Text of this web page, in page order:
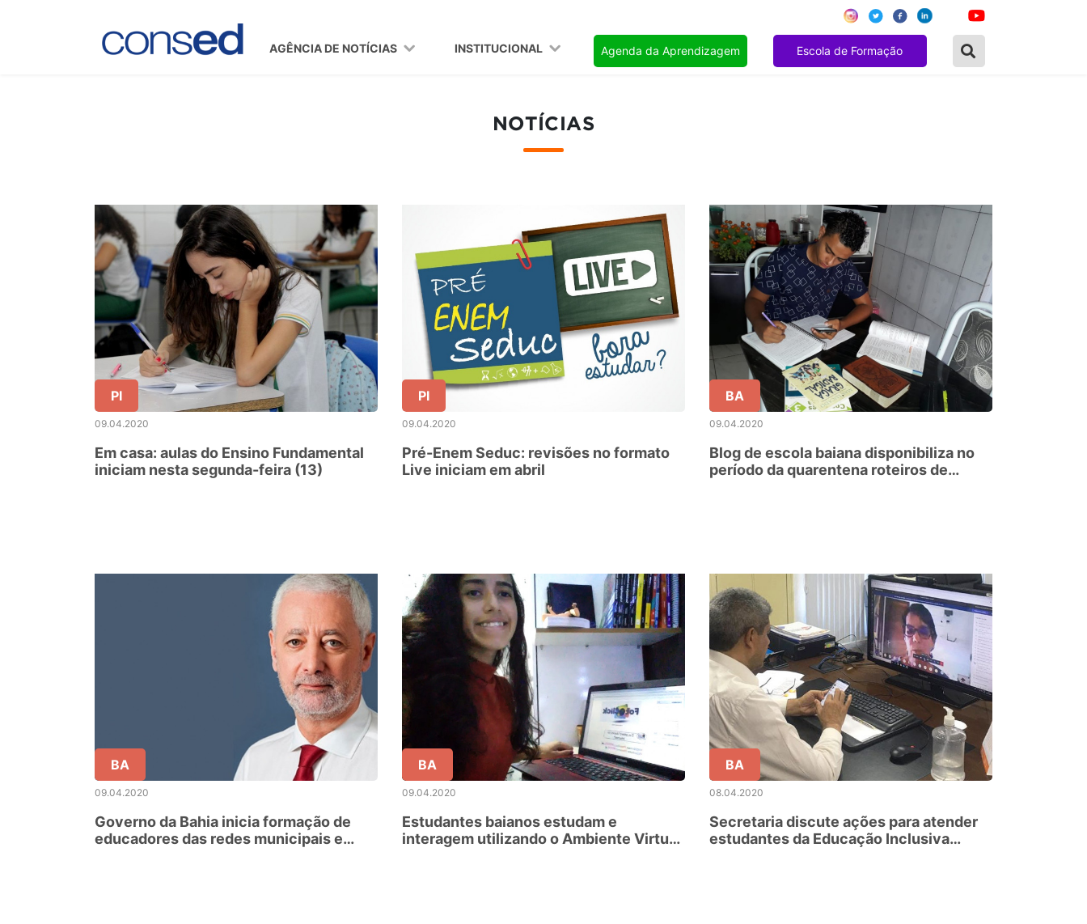
AGÊNCIA DE NOTÍCIAS INSTITUCIONAL Agenda da Aprendizagem Escola de Formação
NOTÍCIAS
PI
09.04.2020
Em casa: aulas do Ensino Fundamental
iniciam nesta segunda-feira (13)
PI
09.04.2020
Pré-Enem Seduc: revisões no formato
Live iniciam em abril
BA
09.04.2020
Blog de escola baiana disponibiliza no
período da quarentena roteiros de
BA
09.04.2020
Governo da Bahia inicia formação de
educadores das redes municipais e
BA
09.04.2020
Estudantes baianos estudam e
interagem utilizando o Ambiente Virtual
BA
08.04.2020
Secretaria discute ações para atender
estudantes da Educação Inclusiva